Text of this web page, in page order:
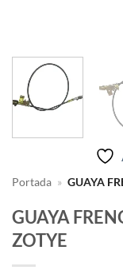
Portada » GUAYA
GUAYA
ZOTYE